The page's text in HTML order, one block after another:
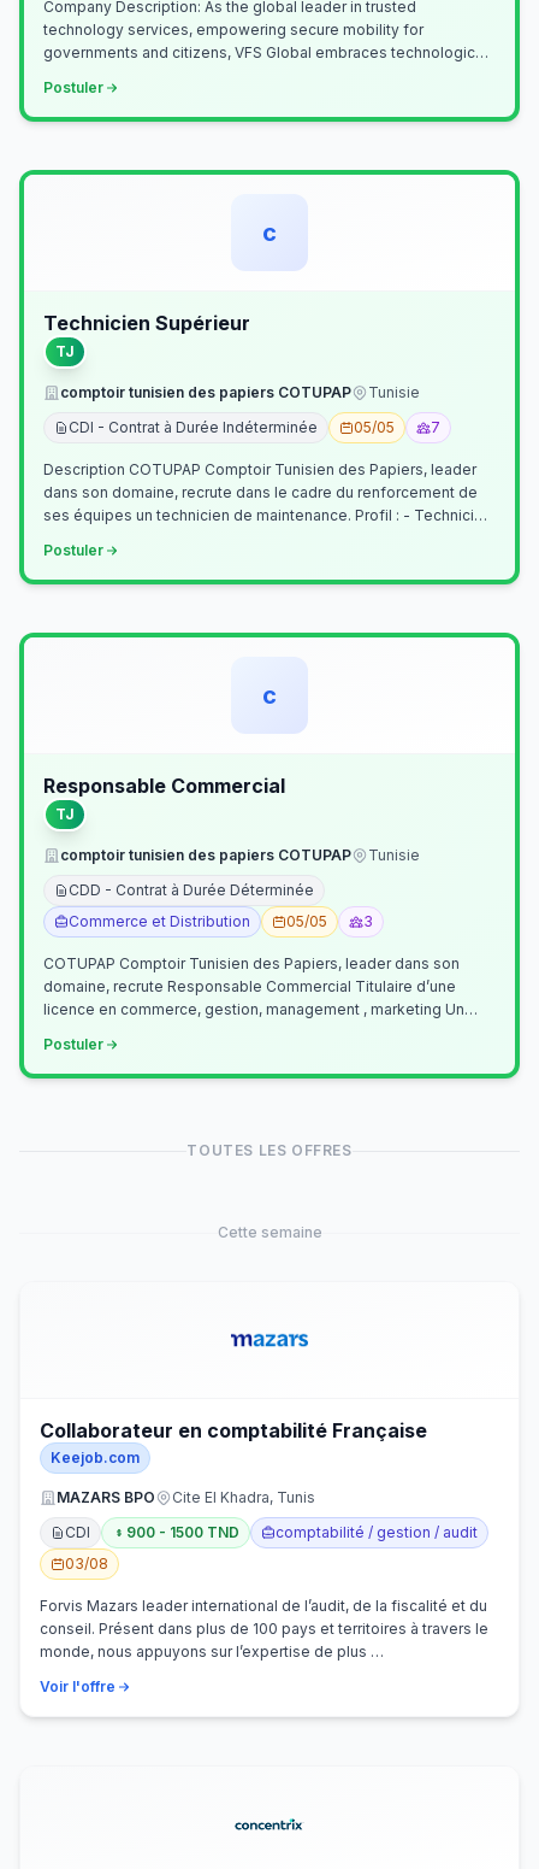
Company Description: As the global leader in trusted
technology services, empowering secure mobility for
governments and citizens, VFS Global embraces technological
Postuler
c
Technicien Supérieur
TJ
comptoir tunisien des papiers COTUPAP
Tunisie
CDI - Contrat à Durée Indéterminée
05/05 7
Description COTUPAP Comptoir Tunisien des Papiers, leader
dans son domaine, recrute dans le cadre du renforcement de
ses équipes un technicien de maintenance. Profil : - Technicien
Postuler
c
Responsable Commercial
TJ
comptoir tunisien des papiers COTUPAP
Tunisie
CDD - Contrat à Durée Déterminée
Commerce et Distribution
05/05 3
COTUPAP Comptoir Tunisien des Papiers, leader dans son
domaine, recrute Responsable Commercial Titulaire d’une
licence en commerce, gestion, management , marketing Un
Postuler
TOUTES LES OFFRES
Cette semaine
Collaborateur en comptabilité Française
Keejob.com
MAZARS BPO
Cite El Khadra, Tunis
CDI
900 - 1500 TND
comptabilité / gestion / audit
03/08
Forvis Mazars leader international de l’audit, de la fiscalité et du
conseil. Présent dans plus de 100 pays et territoires à travers le
monde, nous appuyons sur l’expertise de plus …
Voir l'offre